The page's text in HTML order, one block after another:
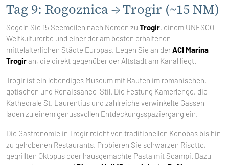
Tag 9: Rogoznica → Trogir (~15 NM)
Segeln Sie 15 Seemeilen nach Norden zu Trogir, einem UNESCO-
Weltkulturerbe und einer der am besten erhaltenen
mittelalterlichen Städte Europas. Legen Sie an derACI Marina
Trogiran, die direkt gegenüber der Altstadt am Kanal liegt.
Trogir ist ein lebendiges Museum mit Bauten im romanischen,
gotischen und Renaissance-Stil. Die Festung Kamerlengo, die
Kathedrale St. Laurentius und zahlreiche verwinkelte Gassen
laden zu einem genussvollen Entdeckungsspaziergang ein.
Die Gastronomie in Trogir reicht von traditionellen Konobas bis hin
zu gehobenen Restaurants. Probieren Sie schwarzen Risotto,
gegrillten Oktopus oder hausgemachte Pasta mit Scampi. Dazu